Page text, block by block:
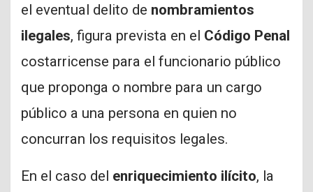
el eventual delito de nombramientos
ilegales, figura prevista en el Código Penal
costarricense para el funcionario público
que proponga o nombre para un cargo
público a una persona en quien no
concurran los requisitos legales.
En el caso del enriquecimiento ilícito, la